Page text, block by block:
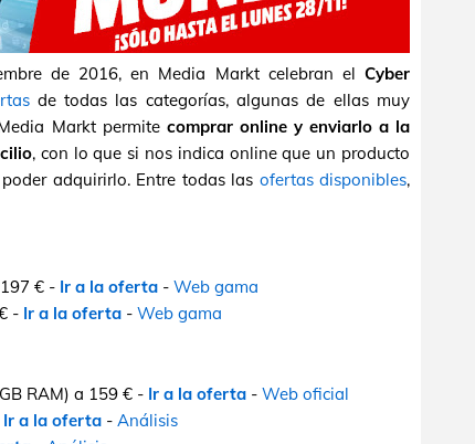
de 2016, en Media Markt celebran el Cyber
de todas las categorías, algunas de ellas muy
Markt permite comprar online y enviarlo a la
, con lo que si nos indica online que un producto
adquirirlo. Entre todas las ofertas disponibles,
€ - Ir a la oferta - Web gama
- Ir a la oferta - Web gama
RAM) a 159 € - Ir a la oferta - Web oficial
Ir a la oferta - Análisis